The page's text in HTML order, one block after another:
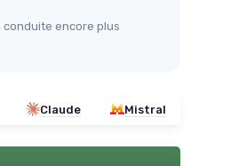
encore plus
Claude Mistral